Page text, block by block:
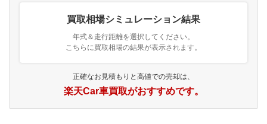
買取相場シミュレーション結果
年式＆走行距離を選択してください。
こちらに買取相場の結果が表示されます。
正確なお見積もりと高値での売却は、
楽天Car車買取がおすすめです。